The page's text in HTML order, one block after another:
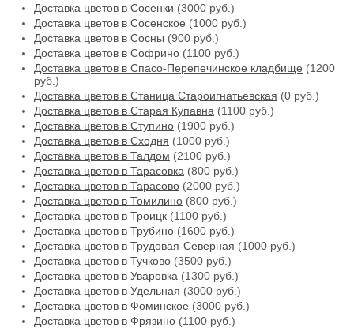
Доставка цветов в Сосенки (3000 руб.)
Доставка цветов в Сосенское (1000 руб.)
Доставка цветов в Сосны (900 руб.)
Доставка цветов в Софрино (1100 руб.)
Доставка цветов в Спасо-Перепечинское кладбище (1200
руб.)
Доставка цветов в Станица Староигнатьевская (0 руб.)
Доставка цветов в Старая Купавна (1100 руб.)
Доставка цветов в Ступино (1900 руб.)
Доставка цветов в Сходня (1000 руб.)
Доставка цветов в Талдом (2100 руб.)
Доставка цветов в Тарасовка (800 руб.)
Доставка цветов в Тарасово (2000 руб.)
Доставка цветов в Томилино (800 руб.)
Доставка цветов в Троицк (1100 руб.)
Доставка цветов в Трубино (1600 руб.)
Доставка цветов в Трудовая-Северная (1000 руб.)
Доставка цветов в Тучково (3500 руб.)
Доставка цветов в Уваровка (1300 руб.)
Доставка цветов в Удельная (3000 руб.)
Доставка цветов в Фоминское (3000 руб.)
Доставка цветов в Фрязино (1100 руб.)